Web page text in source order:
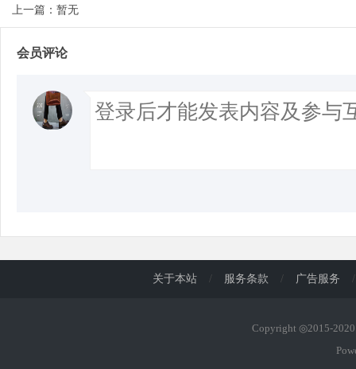
上一篇：暂无
会员评论
关于本站 / 服务条款 / 广告服务 /
Copyright ◎2015-